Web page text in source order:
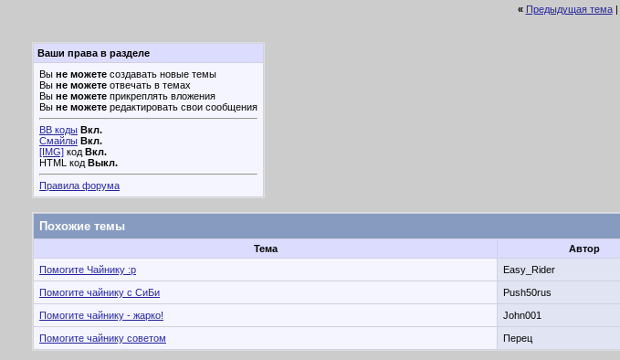
« Предыдущая тема|
Ваши права в разделе
Вы не можете создавать новые темы
Вы не можете отвечать в темах
Вы не можете прикреплять вложения
Вы не можете редактировать свои сообщения
BB коды Вкл.
Смайлы Вкл.
[IMG] код Вкл.
HTML код Выкл.
Правила форума
Похожие темы
Тема Автор
Помогите Чайнику :p
Easy_Rider
Помогите чайнику с СиБи Push50rus
Помогите чайнику - жарко! John001
Помогите чайнику советом Перец